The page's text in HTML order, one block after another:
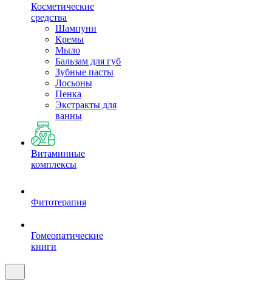
Косметические
средства
Шампуни
Кремы
Мыло
Бальзам для губ
Зубные пасты
Лосьоны
Пенка
Экстракты для
ванны
Витаминные
комплексы
Фитотерапия
Гомеопатические
книги